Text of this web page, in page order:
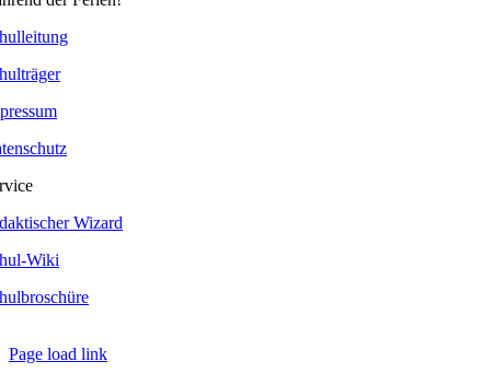
Wizard
Wiki
Page load link